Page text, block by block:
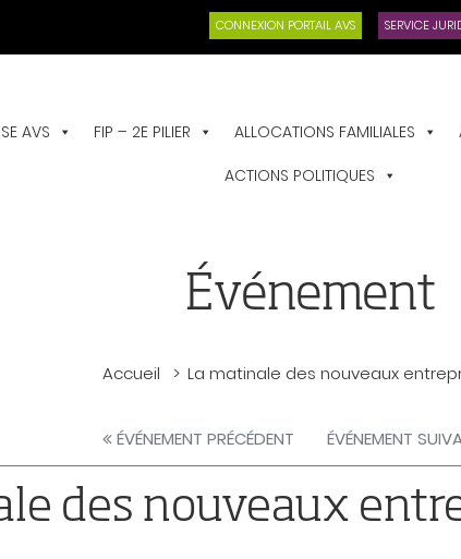
CONNEXION PORTAIL AVS SERVICE
AVS FIP – 2E PILIER ALLOCATIONS FAMILIALES
ACTIONS POLITIQUES
Événement
Accueil La matinale des nouveaux
ÉVÉNEMENT PRÉCÉDENT ÉVÉNEMENT
des nouveaux